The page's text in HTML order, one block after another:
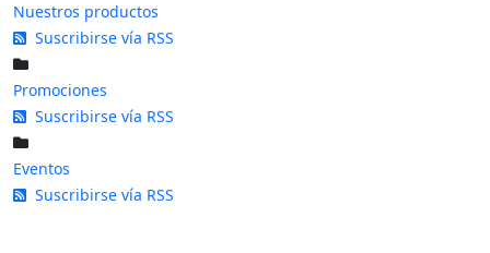
Nuestros productos
Suscribirse vía RSS
Promociones
Suscribirse vía RSS
Eventos
Suscribirse vía RSS